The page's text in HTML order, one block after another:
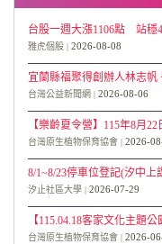
台股一週大漲1106點 站穩
雅虎個股 2026-08-08
宜蘭縣福聚得創辦人林志帆
台灣公益新聞網 2026-08-06
【樂齡夏令營】115年8月22
台灣原生植物保育協會 2026-
8/1~8/23停車位登記(汐中上
汐止社區大學 2026-07-29
【115.04.18客家文化主題公
台灣原生植物保育協會 2026-